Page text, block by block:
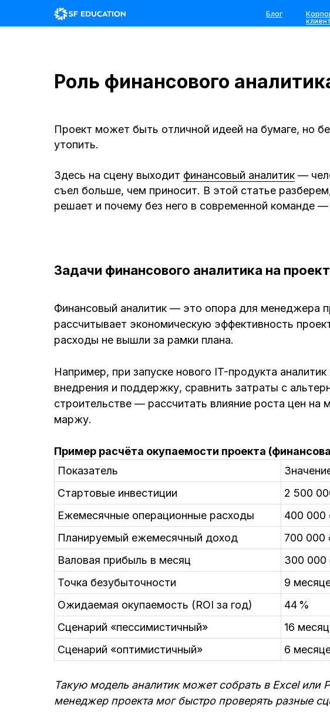
Блог
Роль финансового
Проект может быть отличной идеей на бумаге, но
утопить.
Здесь на сцену выходит финансовый аналитик —
съел больше, чем приносит. В этой статье
решает и почему без него в современной команде —
Задачи финансового аналитика на
Финансовый аналитик — это опора для менеджера
рассчитывает экономическую эффективность
расходы не вышли за рамки плана.
Например, при запуске нового IT-продукта
внедрения и поддержку, сравнить затраты с
строительстве — рассчитать влияние роста цен на
маржу.
Пример расчёта окупаемости проекта
Показатель
Стартовые инвестиции
2 500
Ежемесячные операционные расходы
400 000
Планируемый ежемесячный доход
700 000
Валовая прибыль в месяц
300 000
Точка безубыточности
9
Ожидаемая окупаемость (ROI за год)
44 %
Сценарий «пессимистичный»
16
Сценарий «оптимистичный»
6
Такую модель аналитик может собрать в Excel
менеджер проекта мог быстро проверять разные